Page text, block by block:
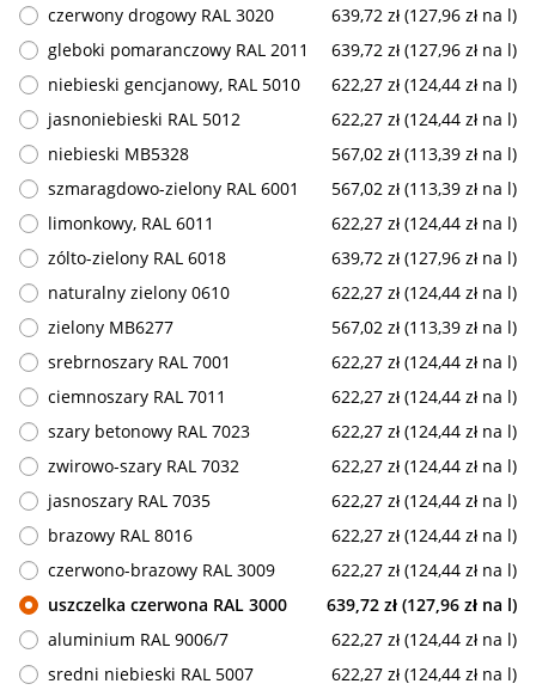
czerwony drogowy RAL 3020
639,72 zł (127,96 zł na l)
gleboki pomaranczowy RAL 2011
639,72 zł (127,96 zł na l)
niebieski gencjanowy, RAL 5010
622,27 zł (124,44 zł na l)
jasnoniebieski RAL 5012
622,27 zł (124,44 zł na l)
niebieski MB5328
567,02 zł (113,39 zł na l)
szmaragdowo-zielony RAL 6001
567,02 zł (113,39 zł na l)
limonkowy, RAL 6011
622,27 zł (124,44 zł na l)
zólto-zielony RAL 6018
639,72 zł (127,96 zł na l)
naturalny zielony 0610
622,27 zł (124,44 zł na l)
zielony MB6277
567,02 zł (113,39 zł na l)
srebrnoszary RAL 7001
622,27 zł (124,44 zł na l)
ciemnoszary RAL 7011
622,27 zł (124,44 zł na l)
szary betonowy RAL 7023
622,27 zł (124,44 zł na l)
zwirowo-szary RAL 7032
622,27 zł (124,44 zł na l)
jasnoszary RAL 7035
622,27 zł (124,44 zł na l)
brazowy RAL 8016
622,27 zł (124,44 zł na l)
czerwono-brazowy RAL 3009
622,27 zł (124,44 zł na l)
uszczelka czerwona RAL 3000
639,72 zł (127,96 zł na l)
aluminium RAL 9006/7
622,27 zł (124,44 zł na l)
sredni niebieski RAL 5007
622,27 zł (124,44 zł na l)